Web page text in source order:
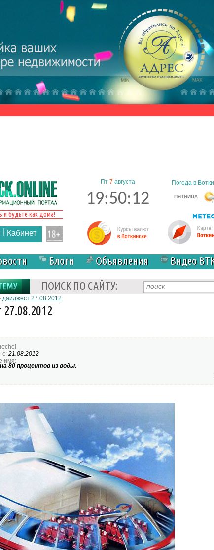
и будьте как дома!
Кабинет
Пт 7 августа
19:50:13
Блоги Объявления Видео
ПОИСК ПО САЙТУ:
дайджест 27.08.2012
с: 21.08.2012
имя: -
на 80 процентов из воды.